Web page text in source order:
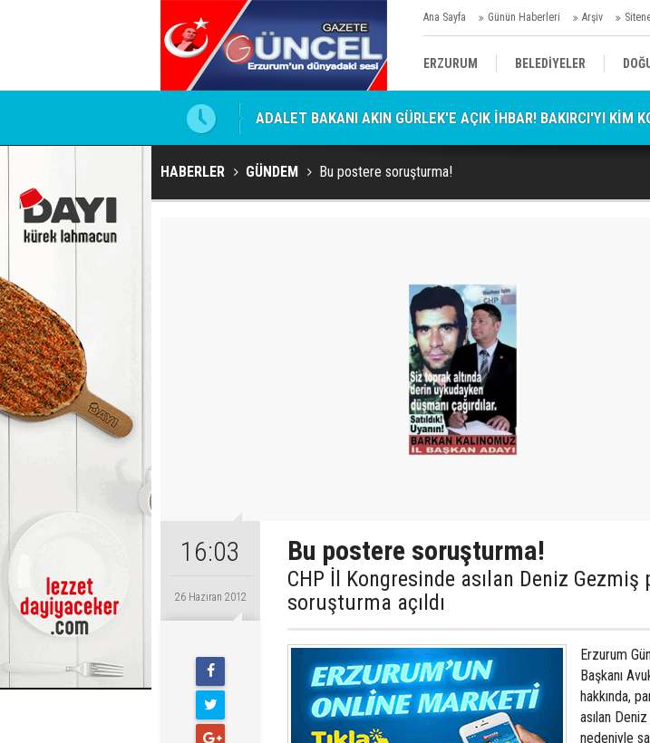
Ana Sayfa Günün Haberleri Arşiv
ERZURUM BELEDİYELER
SİYASET AFAD/ SAVAŞ
KÜLTÜR/SANAT//MAĞAZİN
ADALET BAKANI AKIN GÜRLEK'E AÇIK İHBAR! BAKIRCI'YI KİM
HABERLER GÜNDEM Bu postere soruşturma!
16:03
26 Haziran 2012
Bu postere soruşturma!
CHP İl Kongresinde asılan Deniz Gezmiş
soruşturma açıldı
Erzurum
Başkanı
hakkında,
asılan
nedeniyle